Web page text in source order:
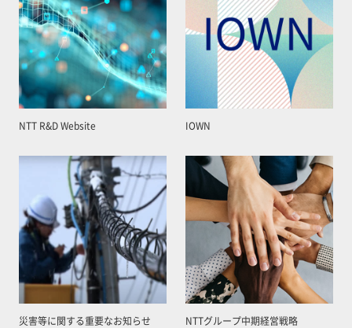
NTT R&D Website IOWN
災害等に関する重要なお知らせ NTTグループ中期経営戦略